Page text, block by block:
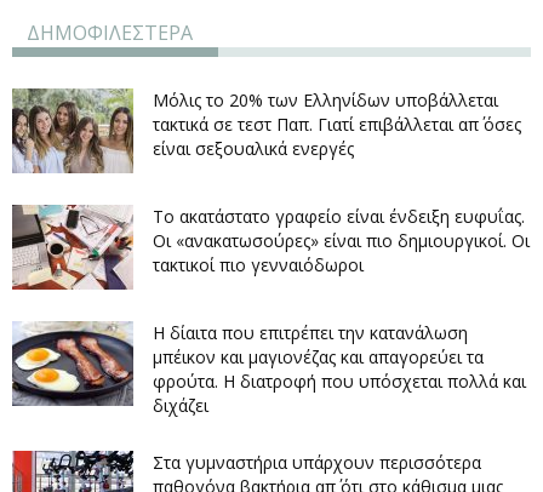
ΔΗΜΟΦΙΛΕΣΤΕΡΑ
Μόλις το 20% των Ελληνίδων υποβάλλεται
τακτικά σε τεστ Παπ. Γιατί επιβάλλεται απ΄ όσες
είναι σεξουαλικά ενεργές
Το ακατάστατο γραφείο είναι ένδειξη ευφυΐας.
Οι «ανακατωσούρες» είναι πιο δημιουργικοί. Οι
τακτικοί πιο γενναιόδωροι
Η δίαιτα που επιτρέπει την κατανάλωση
μπέικον και μαγιονέζας και απαγορεύει τα
φρούτα. Η διατροφή που υπόσχεται πολλά και
διχάζει
Στα γυμναστήρια υπάρχουν περισσότερα
παθογόνα βακτήρια απ΄ ότι στο κάθισμα μιας